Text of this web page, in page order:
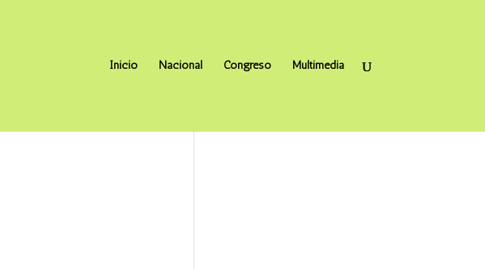
Inicio Nacional Congreso Multimedia